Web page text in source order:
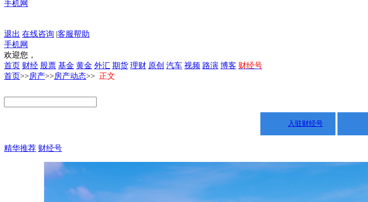
手机网
退出 在线咨询 |客服帮助
手机网
欢迎您，
首页 财经 股票 基金 黄金 外汇 期货 理财 原创 汽车 视频 路演 博客 财经号
首页>>房产>>房产动态>> 正文
入驻财经号
精华推荐 财经号